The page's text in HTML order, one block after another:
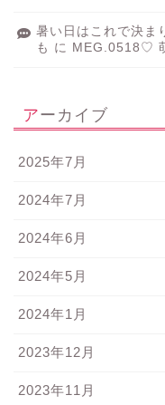
暑い日はこれで決
も に MEG.0518♡
アーカイブ
2025年7月
2024年7月
2024年6月
2024年5月
2024年1月
2023年12月
2023年11月